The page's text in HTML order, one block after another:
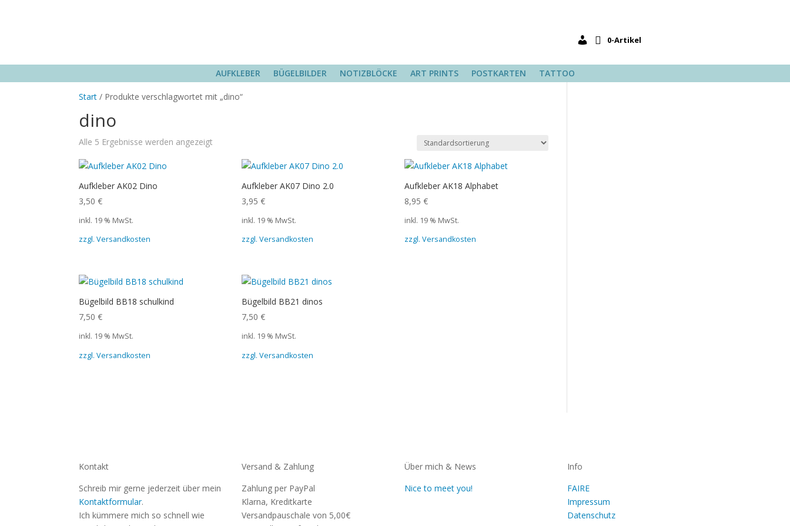
0-Artikel
AUFKLEBER BÜGELBILDER NOTIZBLÖCKE ART PRINTS POSTKARTEN TATTOO
Start / Produkte verschlagwortet mit „dino“
dino
Alle 5 Ergebnisse werden angezeigt
Aufkleber AK02 Dino
3,50€
inkl. 19 % MwSt.
zzgl. Versandkosten
Aufkleber AK07 Dino 2.0
3,95€
inkl. 19 % MwSt.
zzgl. Versandkosten
Aufkleber AK18 Alphabet
8,95€
inkl. 19 % MwSt.
zzgl. Versandkosten
Bügelbild BB18 schulkind
7,50€
inkl. 19 % MwSt.
zzgl. Versandkosten
Bügelbild BB21 dinos
7,50€
inkl. 19 % MwSt.
zzgl. Versandkosten
Kontakt
Schreib mir gerne jederzeit über mein
Kontaktformular.
Ich kümmere mich so schnell wie
Versand & Zahlung
Zahlung per PayPal
Klarna, Kreditkarte
Versandpauschale von 5,00€
Über mich & News
Nice to meet you!
Info
FAIRE
Impressum
Datenschutz